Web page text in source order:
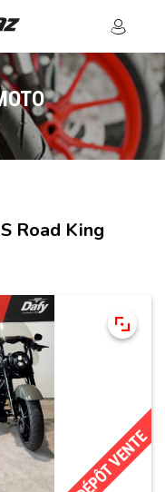
DÉPÔT VENTE
Road King